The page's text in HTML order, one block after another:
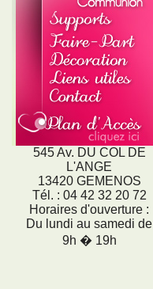
545 Av. DU COL DE
L'ANGE
13420 GEMENOS
Tél. : 04 42 32 20 72
Horaires d'ouverture :
Du lundi au samedi de
9h � 19h